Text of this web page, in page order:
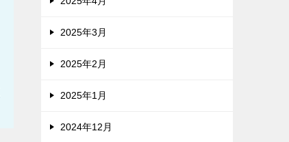
2025年3月
2025年2月
2025年1月
2024年12月